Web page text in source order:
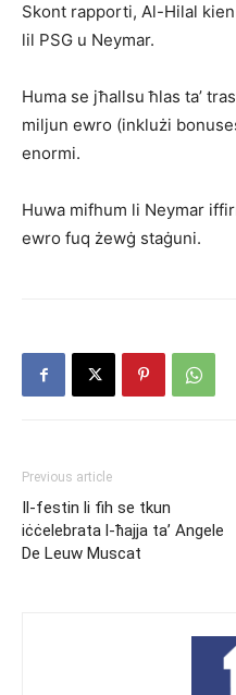
Skont rapporti, Al-Hilal
lil PSG u Neymar.
Huma se jħallsu ħlas ta’
miljun ewro (inklużi
enormi.
Huwa mifhum li Neymar
ewro fuq żewġ staġuni.
Previous article
Il-festin li fih se tkun
iċċelebrata l-ħajja ta’ Angele
De Leuw Muscat